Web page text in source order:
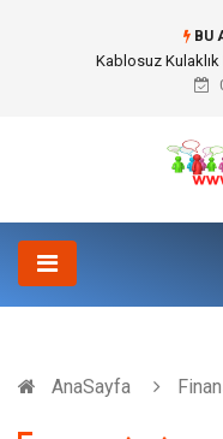
BU
Boşanma Avukatı ile
AnaSayfa